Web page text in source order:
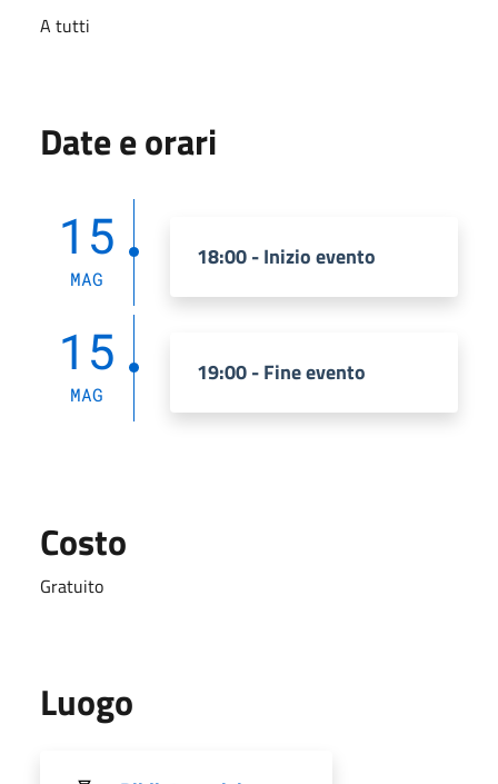
A tutti
Date e orari
15
MAG
18:00 - Inizio evento
15
MAG
19:00 - Fine evento
Costo
Gratuito
Luogo